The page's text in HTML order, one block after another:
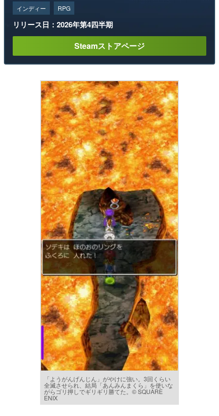
インディー RPG
リリース日：2026年第4四半期
Steamストアページ
「ようがんげんじん」がやけに強い。3回くらい
全滅させられ、結局「あんみんまくら」を使いな
がらゴリ押しでギリギリ勝てた。© SQUARE
ENIX